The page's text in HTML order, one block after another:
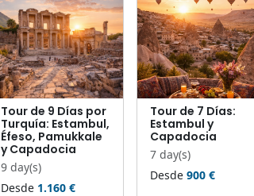
Tour de 9 Días por
Turquía: Estambul,
Éfeso, Pamukkale
y Capadocia
9 day(s)
Desde 1.160 €
Tour de 7 Días:
Estambul y
Capadocia
7 day(s)
Desde 900 €